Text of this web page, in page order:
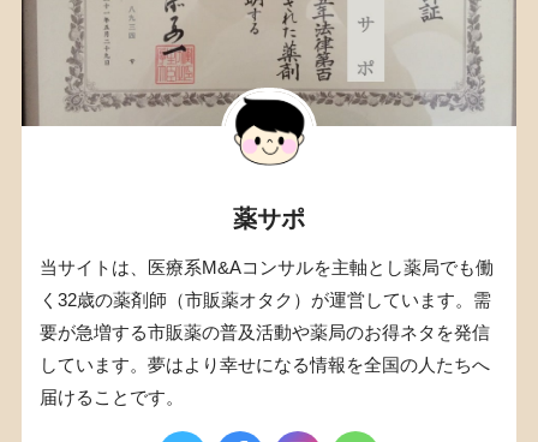
薬サポ
当サイトは、医療系M&Aコンサルを主軸とし薬局でも働
く32歳の薬剤師（市販薬オタク）が運営しています。需
要が急増する市販薬の普及活動や薬局のお得ネタを発信
しています。夢はより幸せになる情報を全国の人たちへ
届けることです。